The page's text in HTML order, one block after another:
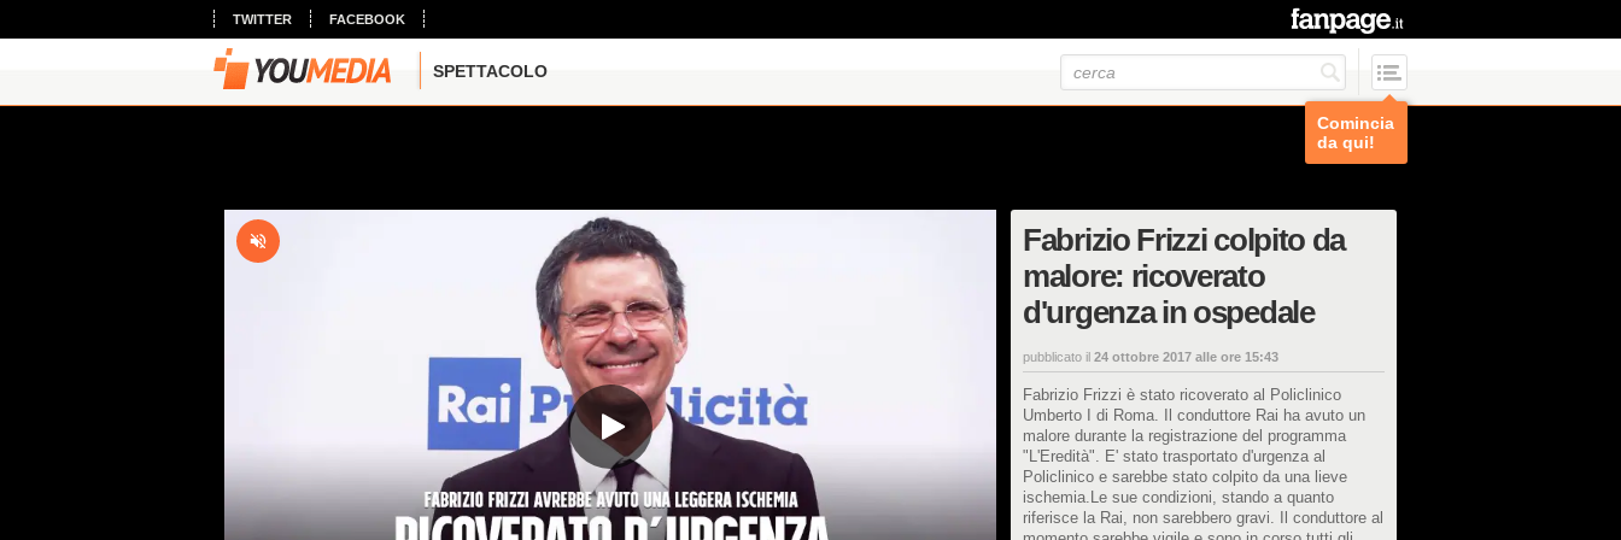
TWITTER FACEBOOK
SPETTACOLO
Comincia
da qui!
Fabrizio Frizzi colpito da
malore: ricoverato
d'urgenza in ospedale
pubblicato il 24 ottobre 2017 alle ore 15:43
Fabrizio Frizzi è stato ricoverato al Policlinico
Umberto I di Roma. Il conduttore Rai ha avuto un
malore durante la registrazione del programma
"L'Eredità". E' stato trasportato d'urgenza al
Policlinico e sarebbe stato colpito da una lieve
ischemia.Le sue condizioni, stando a quanto
riferisce la Rai, non sarebbero gravi. Il conduttore al